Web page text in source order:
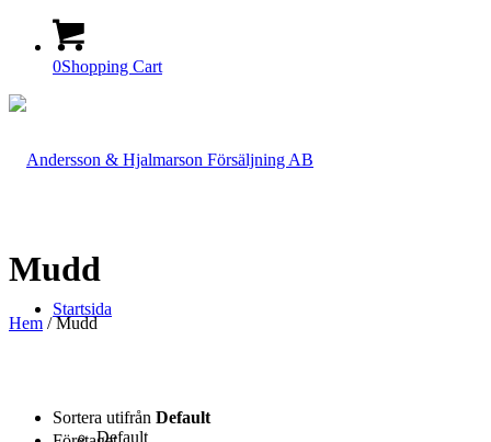
0Shopping Cart
Startsida
Mudd
Hem / Mudd
Sortera utifrån Default
Default